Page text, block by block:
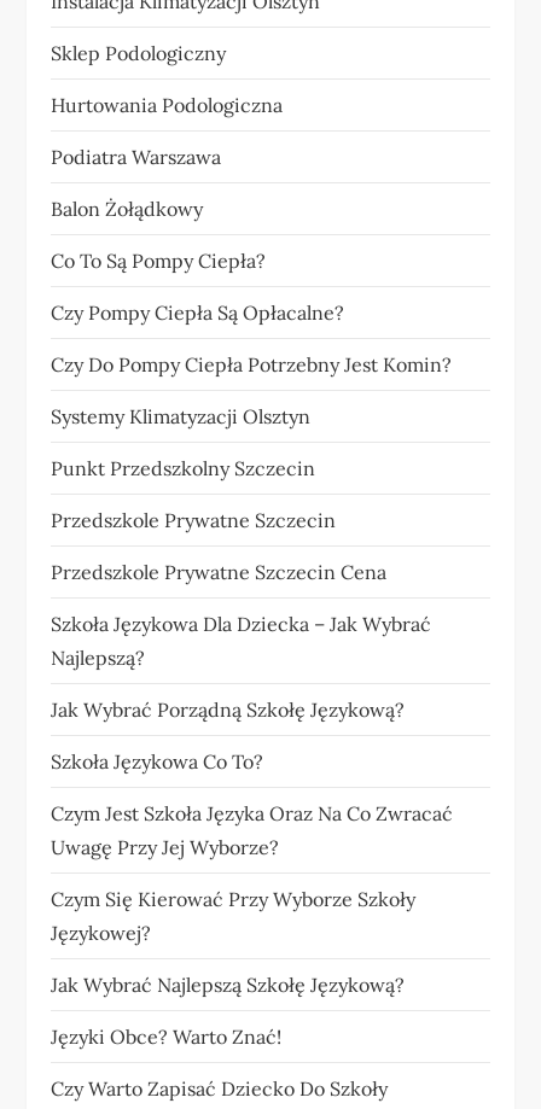
Sklep Podologiczny
Hurtowania Podologiczna
Podiatra Warszawa
Balon Żołądkowy
Co To Są Pompy Ciepła?
Czy Pompy Ciepła Są Opłacalne?
Czy Do Pompy Ciepła Potrzebny Jest Komin?
Systemy Klimatyzacji Olsztyn
Punkt Przedszkolny Szczecin
Przedszkole Prywatne Szczecin
Przedszkole Prywatne Szczecin Cena
Szkoła Językowa Dla Dziecka – Jak Wybrać
Najlepszą?
Jak Wybrać Porządną Szkołę Językową?
Szkoła Językowa Co To?
Czym Jest Szkoła Języka Oraz Na Co Zwracać
Uwagę Przy Jej Wyborze?
Czym Się Kierować Przy Wyborze Szkoły
Językowej?
Jak Wybrać Najlepszą Szkołę Językową?
Języki Obce? Warto Znać!
Czy Warto Zapisać Dziecko Do Szkoły